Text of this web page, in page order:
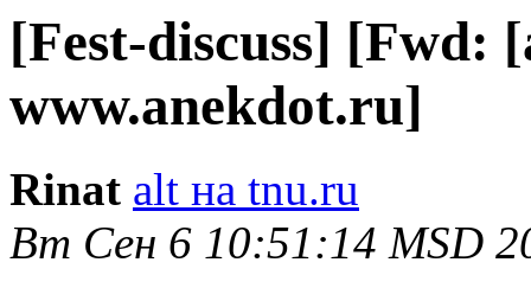
[Fest-discuss] [Fwd:
www.anekdot.ru]
Rinat alt на tnu.ru
Вт Сен 6 10:51:14 MSD